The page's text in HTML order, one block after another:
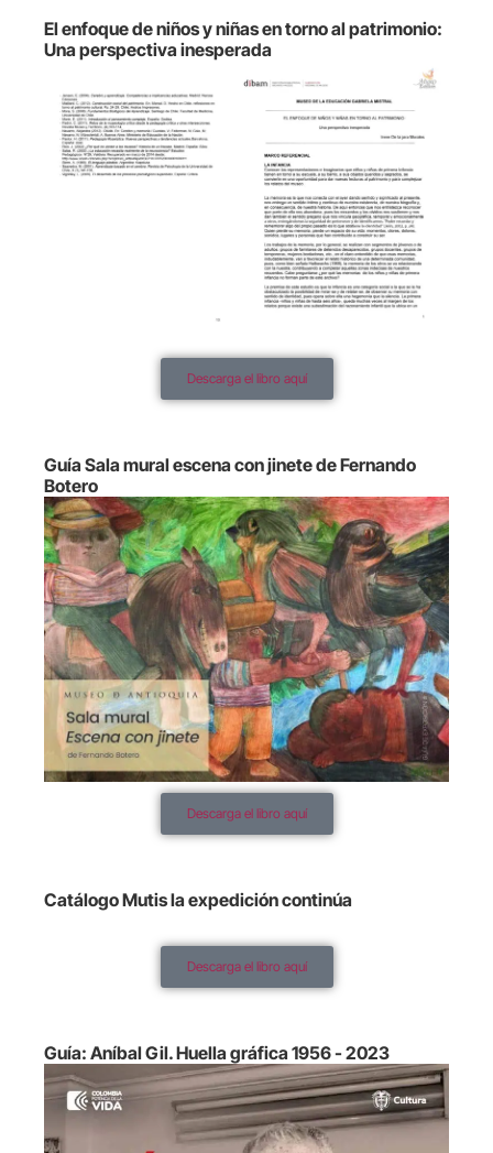
El enfoque de niños y niñas en torno al patrimonio:
Una perspectiva inesperada
Descarga el libro aquí
Guía Sala mural escena con jinete de Fernando
Botero
Descarga el libro aquí
Catálogo Mutis la expedición continúa
Descarga el libro aquí
Guía: Aníbal Gil. Huella gráfica 1956 - 2023